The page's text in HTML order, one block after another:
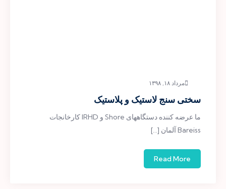
مرداد ۱۸, ۱۳۹۸
سختی سنج لاستیک و پلاستیک
ما عرضه کننده دستگاههای Shore و IRHD کارخانجات
Bareiss آلمان […]
Read More